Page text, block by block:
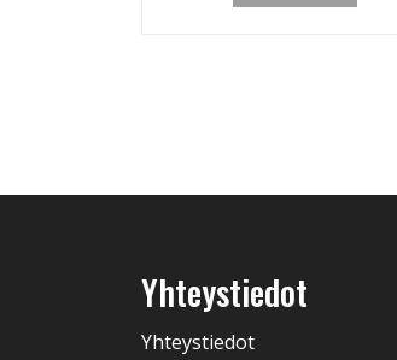
Yhteystiedot
Yhteystiedot